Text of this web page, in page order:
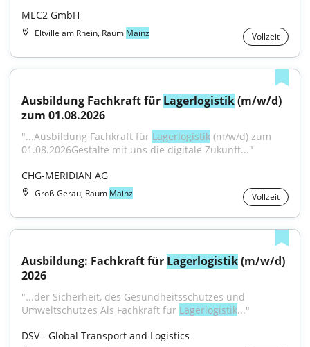
MEC2 GmbH
Eltville am Rhein, Raum Mainz Vollzeit
Ausbildung Fachkraft für Lagerlogistik (m/w/d)
zum 01.08.2026
"...Ausbildung Fachkraft für Lagerlogistik (m/w/d) zum
01.08.2026Gestalte mit uns die digitale Zukunft..."
CHG-MERIDIAN AG
Groß-Gerau, Raum Mainz Vollzeit
Ausbildung: Fachkraft für Lagerlogistik (m/w/d)
2026
"...der Sicherheit, des Gesundheitsschutzes und
Umweltschutzes Als Fachkraft für Lagerlogistik..."
DSV - Global Transport and Logistics